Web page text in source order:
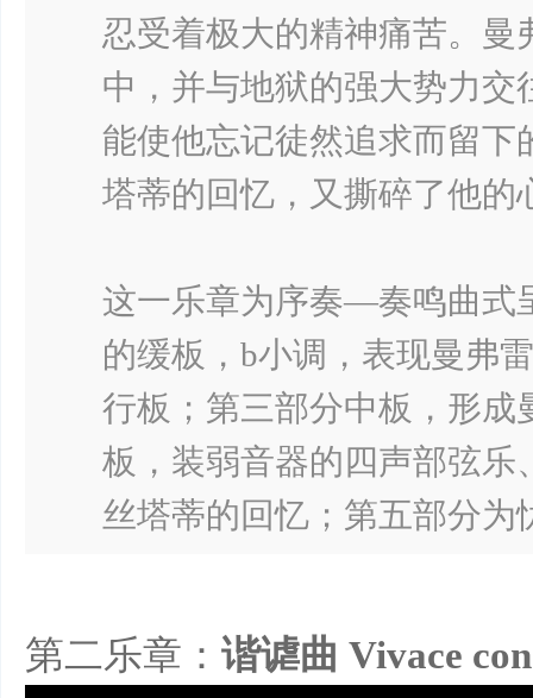
忍受着极大的精神痛苦。
中，并与地狱的强大势力
能使他忘记徒然追求而留
塔蒂的回忆，又撕碎了他的
这一乐章为序奏―奏鸣曲式
的缓板，b小调，表现曼弗
行板；第三部分中板，形成
板，装弱音器的四声部弦乐
丝塔蒂的回忆；第五部分
第二乐章： 谐谑曲 Vivace